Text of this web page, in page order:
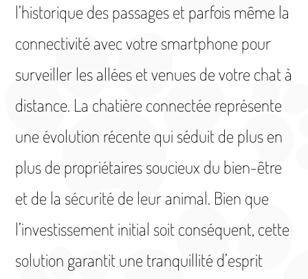
l’historique des passages et parfois même la
connectivité avec votre smartphone pour
surveiller les allées et venues de votre chat à
distance. La chatière connectée représente
une évolution récente qui séduit de plus en
plus de propriétaires soucieux du bien-être
et de la sécurité de leur animal. Bien que
l’investissement initial soit conséquent, cette
solution garantit une tranquillité d’esprit